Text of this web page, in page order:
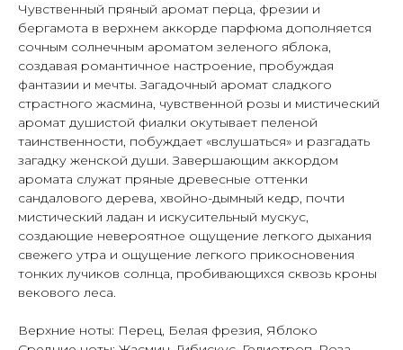
Чувственный пряный аромат перца, фрезии и
бергамота в верхнем аккорде парфюма дополняется
сочным солнечным ароматом зеленого яблока,
создавая романтичное настроение, пробуждая
фантазии и мечты. Загадочный аромат сладкого
страстного жасмина, чувственной розы и мистический
аромат душистой фиалки окутывает пеленой
таинственности, побуждает «вслушаться» и разгадать
загадку женской души. Завершающим аккордом
аромата служат пряные древесные оттенки
сандалового дерева, хвойно-дымный кедр, почти
мистический ладан и искусительный мускус,
создающие невероятное ощущение легкого дыхания
свежего утра и ощущение легкого прикосновения
тонких лучиков солнца, пробивающихся сквозь кроны
векового леса.
Верхние ноты: Перец, Белая фрезия, Яблоко